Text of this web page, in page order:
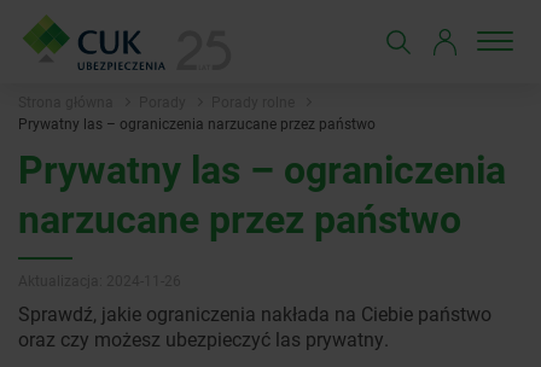
Prywatny las – ograniczenia narzucane przez państwo
Prywatny las – ograniczenia
narzucane przez państwo
Sprawdź, jakie ograniczenia nakłada na Ciebie państwo
oraz czy możesz ubezpieczyć las prywatny.